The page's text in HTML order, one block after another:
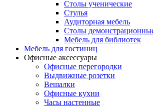
Столы ученические
Стулья
Аудиторная мебель
Столы
Мебель для библиотек
Мебель для гостиниц
Офисные аксессуары
Офисные перегородки
Выдвижные розетки
Вешалки
Офисные кухни
Часы настенные